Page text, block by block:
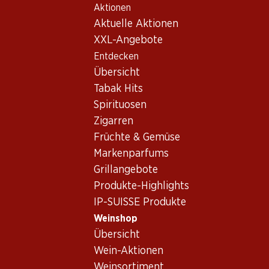
Aktionen
Aktuelle Aktionen
XXL-Angebote
Entdecken
Übersicht
Tabak Hits
Spirituosen
Zigarren
Früchte & Gemüse
Markenparfums
Grillangebote
Produkte-Highlights
IP-SUISSE Produkte
Weinshop
Übersicht
Wein-Aktionen
Wein/Champagner
Champagne
Colligny Demi-sec Champagne AOC
Vorderseite Rückseite